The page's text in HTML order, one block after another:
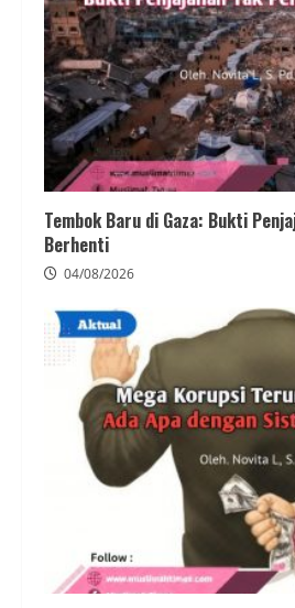
Tembok Baru di Gaza: Bukti
Berhenti
04/08/2026